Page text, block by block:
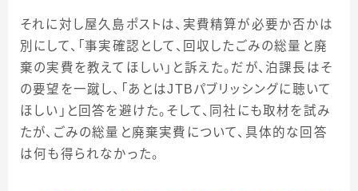
それに対し屋久島ポストは、実費精算が必要か否かは
別にして、「事実確認として、回収したごみの総量と廃
棄の実費を教えてほしい」と訴えた。だが、泊課長はそ
の要望を一蹴し、「あとはJTBパブリッシングに聴いて
ほしい」と回答を避けた。そして、同社にも取材を試み
たが、ごみの総量と廃棄実費について、具体的な回答
は何も得られなかった。